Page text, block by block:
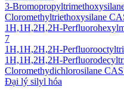
3-
Cloromethyltriethoxysilane
1H,1H,2H,2H-
7
1H,1H,2H,2H-
1H,1H,2H,2H-
Cloromethydichlorosilane
Đại lý silyl hóa